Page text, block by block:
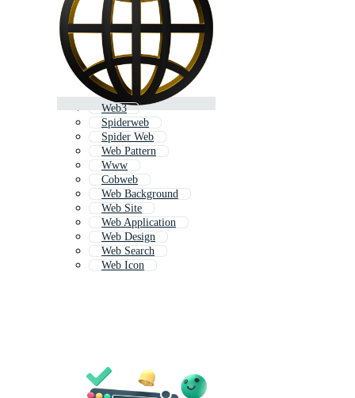
Web3
Spiderweb
Spider Web
Web Pattern
Www
Cobweb
Web Background
Web Site
Web Application
Web Design
Web Search
Web Icon